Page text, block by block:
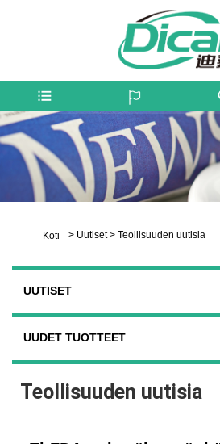
Koti > Uutiset > Teollisuuden uutisia
UUTISET
UUDET TUOTTEET
Teollisuuden uutisia